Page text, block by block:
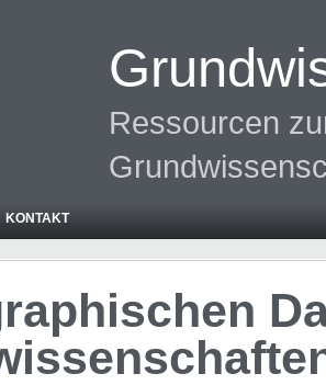
Ressourcen
KONTAKT